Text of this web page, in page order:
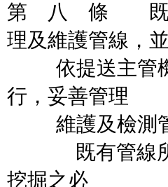
第 八 條 既有
理及維護管線，並
依提送主管機
行，妥善管理
維護及檢測管
既有管線所有
挖掘之必